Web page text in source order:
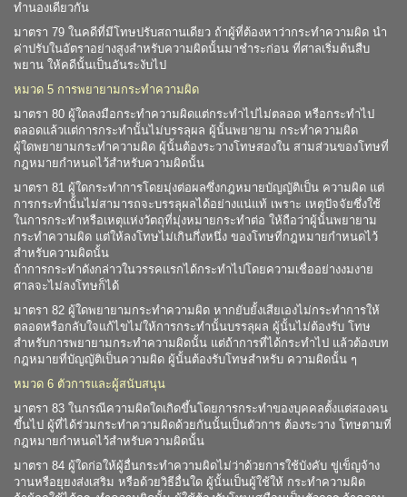
ทำนองเดียวกัน
มาตรา 79 ในคดีที่มีโทษปรับสถานเดียว ถ้าผู้ที่ต้องหาว่ากระทำความผิด นำ
ค่าปรับในอัตราอย่างสูงสำหรับความผิดนั้นมาชำระก่อน ที่ศาลเริ่มต้นสืบ
พยาน ให้คดีนั้นเป็นอันระงับไป
หมวด 5 การพยายามกระทำความผิด
มาตรา 80 ผู้ใดลงมือกระทำความผิดแต่กระทำไปไม่ตลอด หรือกระทำไป
ตลอดแล้วแต่การกระทำนั้นไม่บรรลุผล ผู้นั้นพยายาม กระทำความผิด
ผู้ใดพยายามกระทำความผิด ผู้นั้นต้องระวางโทษสองใน สามส่วนของโทษที่
กฎหมายกำหนดไว้สำหรับความผิดนั้น
มาตรา 81 ผู้ใดกระทำการโดยมุ่งต่อผลซึ่งกฎหมายบัญญัติเป็น ความผิด แต่
การกระทำนั้นไม่สามารถจะบรรลุผลได้อย่างแน่แท้ เพราะ เหตุปัจจัยซึ่งใช้
ในการกระทำหรือเหตุแห่งวัตถุที่มุ่งหมายกระทำต่อ ให้ถือว่าผู้นั้นพยายาม
กระทำความผิด แต่ให้ลงโทษไม่เกินกึ่งหนึ่ง ของโทษที่กฎหมายกำหนดไว้
สำหรับความผิดนั้น
ถ้าการกระทำดังกล่าวในวรรคแรกได้กระทำไปโดยความเชื่ออย่างงมงาย
ศาลจะไม่ลงโทษก็ได้
มาตรา 82 ผู้ใดพยายามกระทำความผิด หากยับยั้งเสียเองไม่กระทำการให้
ตลอดหรือกลับใจแก้ไขไม่ให้การกระทำนั้นบรรลุผล ผู้นั้นไม่ต้องรับ โทษ
สำหรับการพยายามกระทำความผิดนั้น แต่ถ้าการที่ได้กระทำไป แล้วต้องบท
กฎหมายที่บัญญัติเป็นความผิด ผู้นั้นต้องรับโทษสำหรับ ความผิดนั้น ๆ
หมวด 6 ตัวการและผู้สนับสนุน
มาตรา 83 ในกรณีความผิดใดเกิดขึ้นโดยการกระทำของบุคคลตั้งแต่สองคน
ขึ้นไป ผู้ที่ได้ร่วมกระทำความผิดด้วยกันนั้นเป็นตัวการ ต้องระวาง โทษตามที่
กฎหมายกำหนดไว้สำหรับความผิดนั้น
มาตรา 84 ผู้ใดก่อให้ผู้อื่นกระทำความผิดไม่ว่าด้วยการใช้บังคับ ขู่เข็ญจ้าง
วานหรือยุยงส่งเสริม หรือด้วยวิธีอื่นใด ผู้นั้นเป็นผู้ใช้ให้ กระทำความผิด